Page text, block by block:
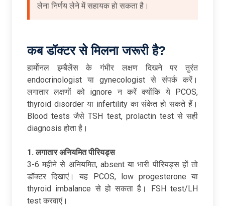
लेना निर्णय लेने में सहायक हो सकता है।
कबडॉक्टरसेमिलनाजरूरीहै?
हार्मोनल इम्बैलेंस के गंभीर लक्षण दिखने पर तुरंत
endocrinologist या gynecologist से संपर्क करें।
लगातार लक्षणों को ignore न करें क्योंकि ये PCOS,
thyroid disorder या infertility का संकेत हो सकते हैं।
Blood tests जैसे TSH test, prolactin test से सही
diagnosis होता है।
1. लगातारअनियमितपीरियड्स
3-6 महीने से अनियमित, absent या भारी पीरियड्स हों तो
डॉक्टर दिखाएं। यह PCOS, low progesterone या
thyroid imbalance से हो सकता है। FSH test/LH
test करवाएं।